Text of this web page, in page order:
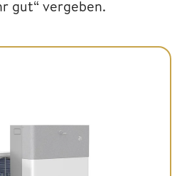
gut“ vergeben.